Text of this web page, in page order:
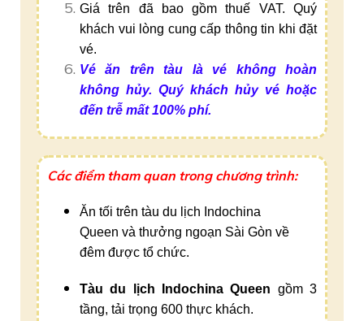
Giá trên đã bao gồm thuế VAT. Quý
khách vui lòng cung cấp thông tin khi đặt
vé.
Vé ăn trên tàu là vé không hoàn
không hủy. Quý khách hủy vé hoặc
đến trễ mất 100% phí.
Các điểm tham quan trong chương trình:
Ăn tối trên tàu du lịch Indochina
Queen và thưởng ngoạn Sài Gòn về
đêm được tổ chức.
Tàu du lịch Indochina Queen gồm 3
tầng, tải trọng 600 thực khách.